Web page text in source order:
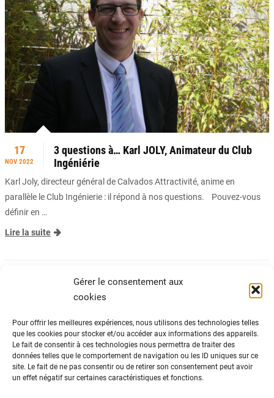
Gérer le consentement aux
cookies
Pour offrir les meilleures expériences, nous utilisons des technologies telles
que les cookies pour stocker et/ou accéder aux informations des appareils.
Le fait de consentir à ces technologies nous permettra de traiter des
données telles que le comportement de navigation ou les ID uniques sur ce
site. Le fait de ne pas consentir ou de retirer son consentement peut avoir
un effet négatif sur certaines caractéristiques et fonctions.
17
NOV 2022
3 questions à… Karl JOLY, Animateur du Club
Ingéniérie
Karl Joly, directeur général de Calvados Attractivité, anime en
parallèle le Club Ingénierie : il répond à nos questions. Pouvez-vous
définir en …
Lire la suite
ADN Tourisme
Fédération nationale des organismes
institutionnels de tourisme